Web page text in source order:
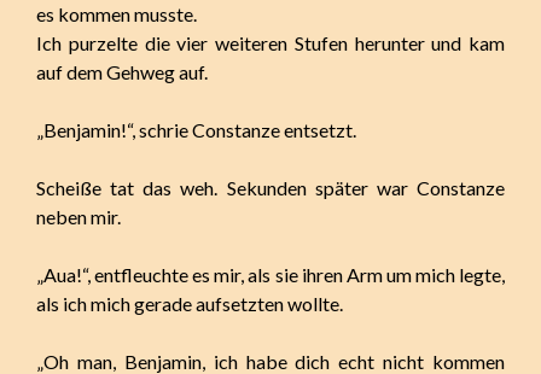
es kommen musste.
Ich purzelte die vier weiteren Stufen herunter und kam
auf dem Gehweg auf.
„Benjamin!“, schrie Constanze entsetzt.
Scheiße tat das weh. Sekunden später war Constanze
neben mir.
„Aua!“, entfleuchte es mir, als sie ihren Arm um mich legte,
als ich mich gerade aufsetzten wollte.
„Oh man, Benjamin, ich habe dich echt nicht kommen